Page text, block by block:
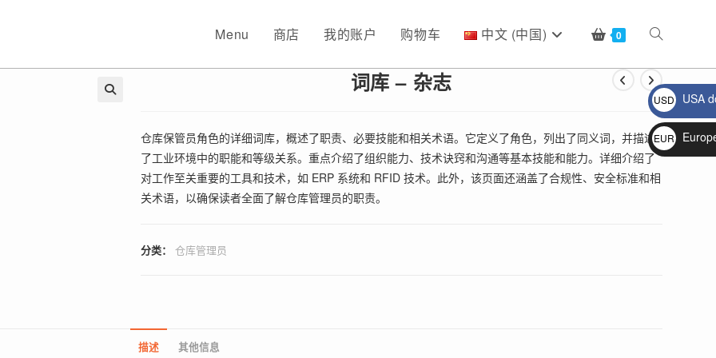
Menu 商店 我的账户 购物车 中文 (中国) 0 Toggle
website
search
词库 – 杂志
仓库保管员角色的详细词库，概述了职责、必要技能和相关术语。它定义了角色，列出了同义词，并描述
了工业环境中的职能和等级关系。重点介绍了组织能力、技术诀窍和沟通等基本技能和能力。详细介绍了
对工作至关重要的工具和技术，如 ERP 系统和 RFID 技术。此外，该页面还涵盖了合规性、安全标准和相
关术语，以确保读者全面了解仓库管理员的职责。
分类： 仓库管理员
描述 其他信息
USD
$
USA
EUR
€